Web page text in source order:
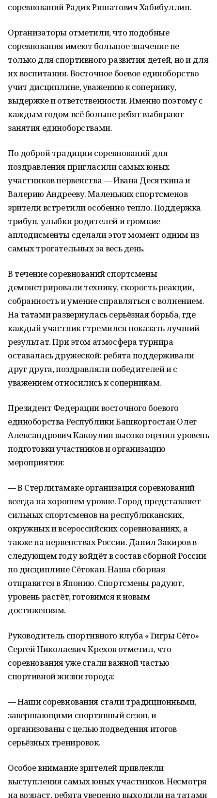
соревнований Радик Ришатович Хабибуллин.
Организаторы отметили, что подобные
соревнования имеют большое значение не
только для спортивного развития детей, но и для
их воспитания. Восточное боевое единоборство
учит дисциплине, уважению к сопернику,
выдержке и ответственности. Именно поэтому с
каждым годом всё больше ребят выбирают
занятия единоборствами.
По доброй традиции соревнований для
поздравления пригласили самых юных
участников первенства — Ивана Десяткина и
Валерию Андрееву. Маленьких спортсменов
зрители встретили особенно тепло. Поддержка
трибун, улыбки родителей и громкие
аплодисменты сделали этот момент одним из
самых трогательных за весь день.
В течение соревнований спортсмены
демонстрировали технику, скорость реакции,
собранность и умение справляться с волнением.
На татами развернулась серьёзная борьба, где
каждый участник стремился показать лучший
результат. При этом атмосфера турнира
оставалась дружеской: ребята поддерживали
друг друга, поздравляли победителей и с
уважением относились к соперникам.
Президент Федерации восточного боевого
единоборства Республики Башкортостан Олег
Александрович Какоулин высоко оценил уровень
подготовки участников и организацию
мероприятия:
— В Стерлитамаке организация соревнований
всегда на хорошем уровне. Город представляет
сильных спортсменов на республиканских,
окружных и всероссийских соревнованиях, а
также на первенствах России. Данил Закиров в
следующем году войдёт в состав сборной России
по дисциплине Сётокан. Наша сборная
отправится в Японию. Спортсмены радуют,
уровень растёт, готовимся к новым
достижениям.
Руководитель спортивного клуба «Тигры Сёто»
Сергей Николаевич Крехов отметил, что
соревнования уже стали важной частью
спортивной жизни города:
— Наши соревнования стали традиционными,
завершающими спортивный сезон, и
организованы с целью подведения итогов
серьёзных тренировок.
Особое внимание зрителей привлекли
выступления самых юных участников. Несмотря
на возраст, ребята уверенно выходили на татами